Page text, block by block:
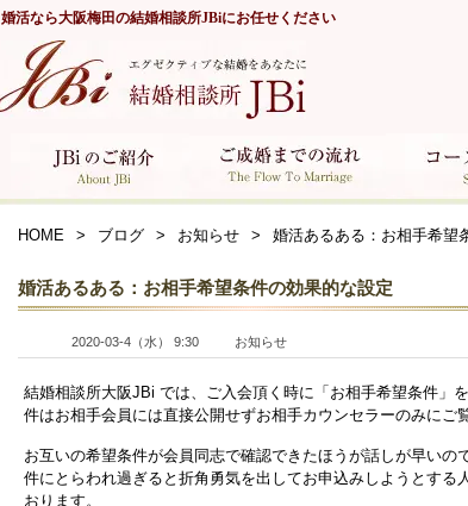
婚活なら大阪梅田の結婚相談所JBiにお任せください
HOME ブログ お知らせ 婚活あるある：お相手希望
婚活あるある：お相手希望条件の効果的な設定
2020-03-4（水） 9:30 お知らせ
結婚相談所大阪JBi では、ご入会頂く時に「お相手希望条件」
件はお相手会員には直接公開せずお相手カウンセラーのみにご
お互いの希望条件が会員同志で確認できたほうが話しが早い
件にとらわれ過ぎると折角勇気を出してお申込みしようとす
おります。